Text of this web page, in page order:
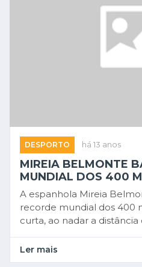
DESPORTO há 13 anos
MIREIA BELMONTE
MUNDIAL DOS 400
A espanhola Mireia
recorde mundial dos 400
curta, ao nadar a distância
Ler mais